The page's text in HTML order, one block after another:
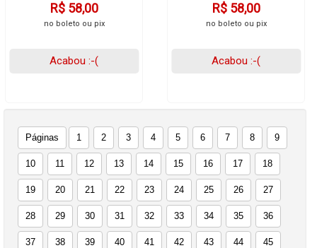
R$ 58,00
no boleto ou pix
Acabou :-(
R$ 58,00
no boleto ou pix
Acabou :-(
Páginas 1 2 3 4 5 6 7 8 9
10 11 12 13 14 15 16 17 18
19 20 21 22 23 24 25 26 27
28 29 30 31 32 33 34 35 36
37 38 39 40 41 42 43 44 45